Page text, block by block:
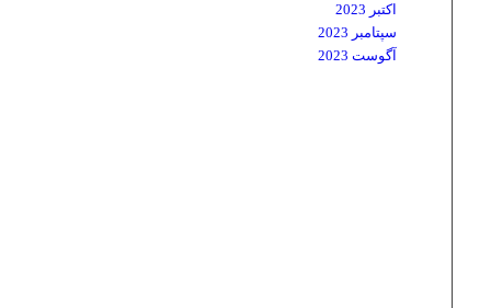
اکتبر 2023
سپتامبر 2023
آگوست 2023